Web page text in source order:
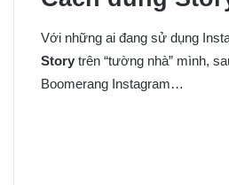
Với những ai đang sử dụng
Story trên “tường nhà” mình,
Boomerang Instagram…